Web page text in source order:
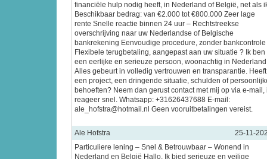
financiële hulp nodig heeft, in Nederland of België, net als
Beschikbaar bedrag: van €2.000 tot €800.000 Zeer lage
rente Snelle reactie binnen 24 uur – Rechtstreekse
overschrijving naar uw Nederlandse of Belgische
bankrekening Eenvoudige procedure, zonder bankcontrole
Flexibele terugbetaling, aangepast aan uw situatie ? Ik ben
een eerlijke en serieuze persoon, woonachtig in
Alles gebeurt in volledig vertrouwen en transparantie.
een project, een dringende situatie, schulden of
behoeften? Neem dan gerust contact met mij op via e-mail,
reageer snel. Whatsapp: +31626437688 E-mail:
ale_hofstra@hotmail.nl Geen vooruitbetalingen vereist.
Ale Hofstra
25-11-
Particuliere lening – Snel & Betrouwbaar – Wonend in
Nederland en België Hallo, Ik bied serieuze en veilige